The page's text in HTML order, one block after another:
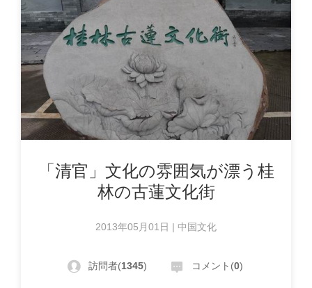
「清官」文化の雰囲気が漂う桂
林の古蓮文化街
2013年05月01日 | 中国文化
訪問者(1345) コメント(0)